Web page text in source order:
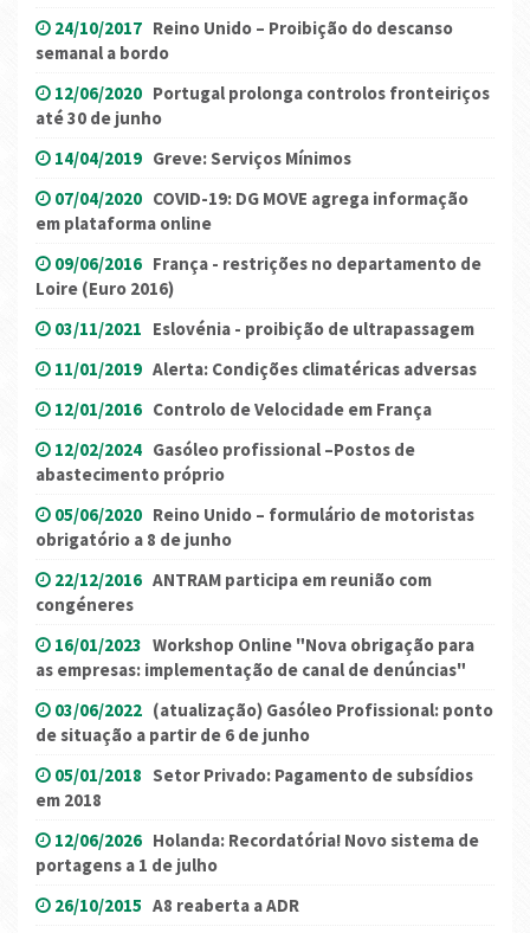
24/10/2017 Reino Unido – Proibição do descanso
semanal a bordo
12/06/2020 Portugal prolonga controlos fronteiriços
até 30 de junho
14/04/2019 Greve: Serviços Mínimos
07/04/2020 COVID-19: DG MOVE agrega informação
em plataforma online
09/06/2016 França - restrições no departamento de
Loire (Euro 2016)
03/11/2021 Eslovénia - proibição de ultrapassagem
11/01/2019 Alerta: Condições climatéricas adversas
12/01/2016 Controlo de Velocidade em França
12/02/2024 Gasóleo profissional –Postos de
abastecimento próprio
05/06/2020 Reino Unido – formulário de motoristas
obrigatório a 8 de junho
22/12/2016 ANTRAM participa em reunião com
congéneres
16/01/2023 Workshop Online "Nova obrigação para
as empresas: implementação de canal de denúncias"
03/06/2022 (atualização) Gasóleo Profissional: ponto
de situação a partir de 6 de junho
05/01/2018 Setor Privado: Pagamento de subsídios
em 2018
12/06/2026 Holanda: Recordatória! Novo sistema de
portagens a 1 de julho
26/10/2015 A8 reaberta a ADR